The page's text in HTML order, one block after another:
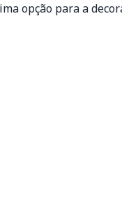
opção para a